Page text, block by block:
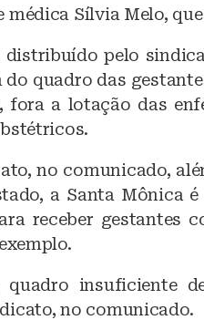
médica Sílvia Melo,
pelo
quadro das
a lotação das
no comunicado,
a Santa Mônica
receber gestantes
insuficiente
no comunicado.